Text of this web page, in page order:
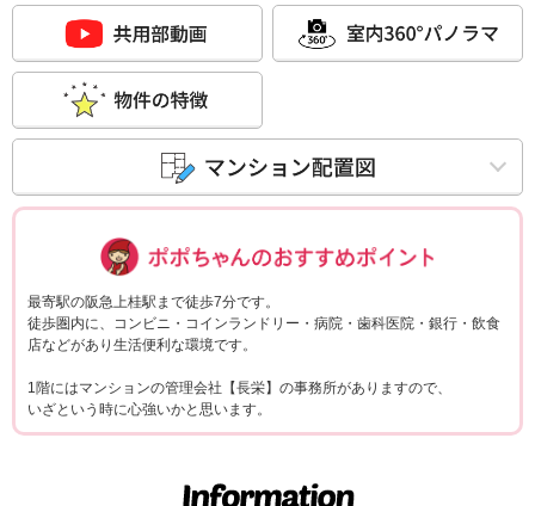
最寄駅の阪急上桂駅まで徒歩7分です。
徒歩圏内に、コンビニ・コインランドリー・病院・歯科医院・銀行・飲食
店などがあり生活便利な環境です。
1階にはマンションの管理会社【長栄】の事務所がありますので、
いざという時に心強いかと思います。